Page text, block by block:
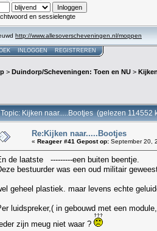
en sessielengte
http://www.allesoverscheveningen.nl/moppen
INLOGGEN REGISTREREN
> Duindorp/Scheveningen: Toen en NU >
Topic: Kijken naar.....Bootjes (gelezen 114552
Re:Kijken naar.....Bootjes
« Reageer #41 Gepost op: September 20,
de laatste ---------een buiten beentje.
bestuurder was een oud militair
geheel plastiek. maar levens echte
luidspreker,( in gebouwd met een
zijn meug niet waar ?